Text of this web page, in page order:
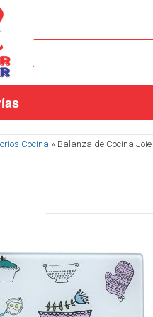
usted aquí
Cocina » Balanza de Cocina Joie